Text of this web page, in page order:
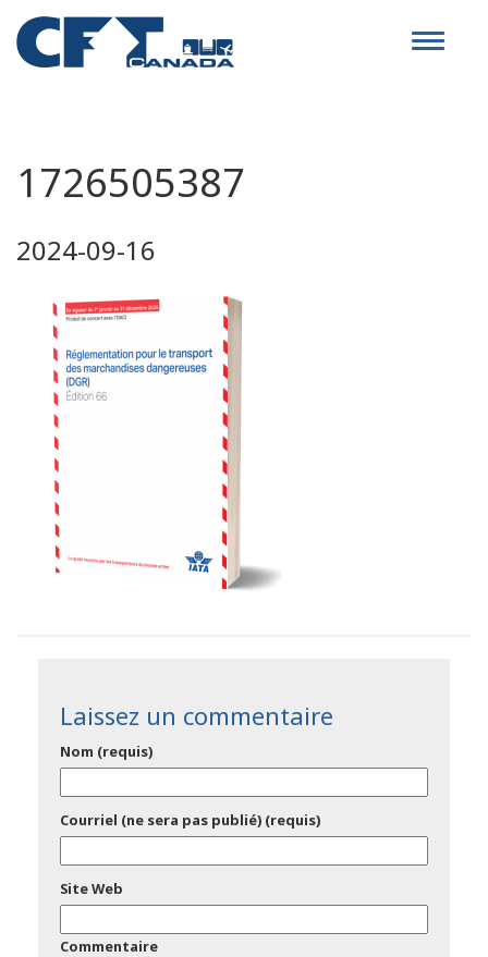
Toggle
1726505387
2024-09-16
Laissez un commentaire
Nom (requis)
Courriel (ne sera pas publié) (requis)
Site Web
Commentaire